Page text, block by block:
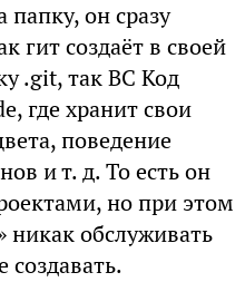
он сразу
гит создаёт в своей
.git, так ВС Код
где хранит свои
поведение
и т. д. То есть он
но при этом
никак обслуживать
создавать.